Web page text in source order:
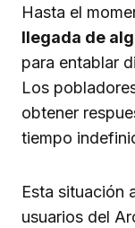
Hasta el
llegada de
para entablar
Los
obtener
tiempo
Esta situación
usuarios del